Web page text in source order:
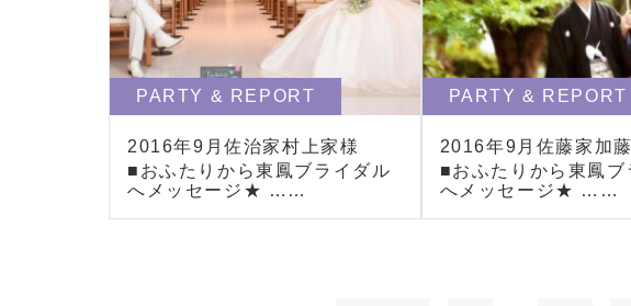
PARTY & REPORT
2016年9月佐治家村上家様
■おふたりから東鳳ブライダル
へメッセージ★ ……
PARTY & REPORT
2016年9月佐藤家加
■おふたりから東鳳ブ
へメッセージ★ ……